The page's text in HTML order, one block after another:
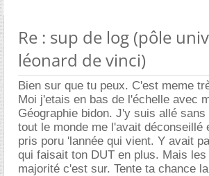
Re : sup de log (pôle
léonard de vinci)
Bien sur que tu peux. C'est meme
Moi j'etais en bas de l'échelle avec
Géographie bidon. J'y suis allé
tout le monde me l'avait déconseillé
pris poru 'lannée qui vient. Y avait
qui faisait ton DUT en plus. Mais
majorité c'est sur. Tente ta chance